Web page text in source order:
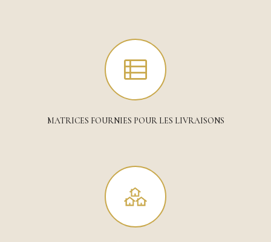
MATRICES FOURNIES POUR LES LIVRAISONS